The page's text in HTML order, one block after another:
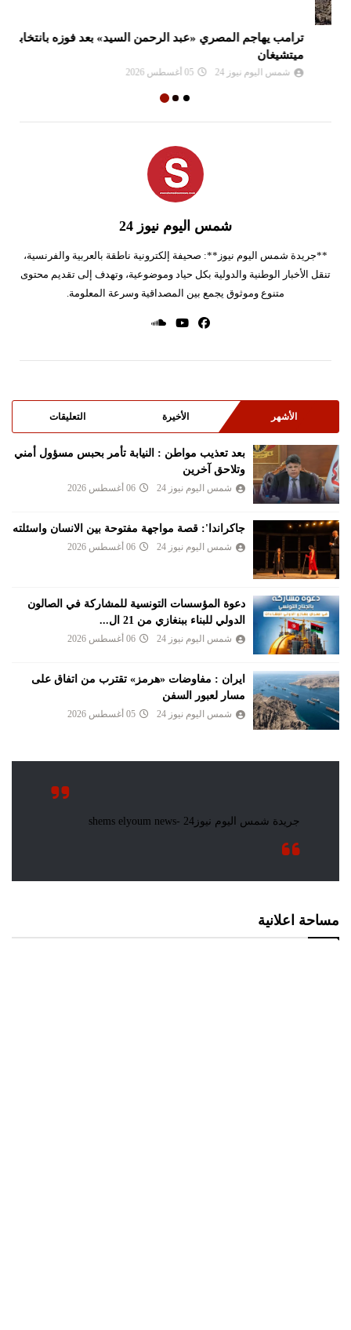
ترامب يهاجم المصري «عبد الرحمن السيد» بعد فوزه بانتخابات
ميتشيغان
شمس اليوم نيوز 24 05 أغسطس 2026
شمس اليوم نيوز 24
**جريدة شمس اليوم نيوز**: صحيفة إلكترونية ناطقة بالعربية والفرنسية،
تنقل الأخبار الوطنية والدولية بكل حياد وموضوعية، وتهدف إلى تقديم محتوى
متنوع وموثوق يجمع بين المصداقية وسرعة المعلومة.
الأشهر الأخيرة التعليقات
بعد تعذيب مواطن : النيابة تأمر بحبس مسؤول أمني
وتلاحق آخرين
شمس اليوم نيوز 24 06 أغسطس 2026
جاكراندا': قصة مواجهة مفتوحة بين الانسان واسئلته
شمس اليوم نيوز 24 06 أغسطس 2026
دعوة المؤسسات التونسية للمشاركة في الصالون
الدولي للبناء ببنغازي من 21 ال...
شمس اليوم نيوز 24 06 أغسطس 2026
ايران : مفاوضات «هرمز» تقترب من اتفاق على
مسار لعبور السفن
شمس اليوم نيوز 24 05 أغسطس 2026
مساحة اعلانية